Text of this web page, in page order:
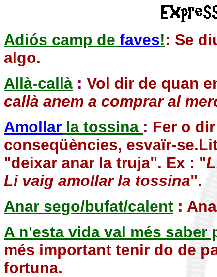
Adiós camp de faves!: Se
algo.
Allà-callà : Vol dir de quan
callà anem a comprar al
Amollar la tossina : Fer o
conseqüències, esvaïr-
"deixar anar la truja". Ex : "
Li vaig amollar la tossina".
Anar sego/bufat/calent :
A n'esta vida val més
més important tenir do de
fortuna.